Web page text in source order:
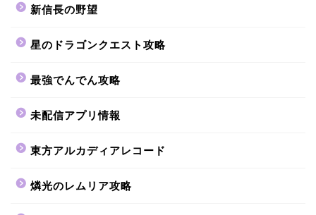
新信長の野望
星のドラゴンクエスト攻略
最強でんでん攻略
未配信アプリ情報
東方アルカディアレコード
燐光のレムリア攻略